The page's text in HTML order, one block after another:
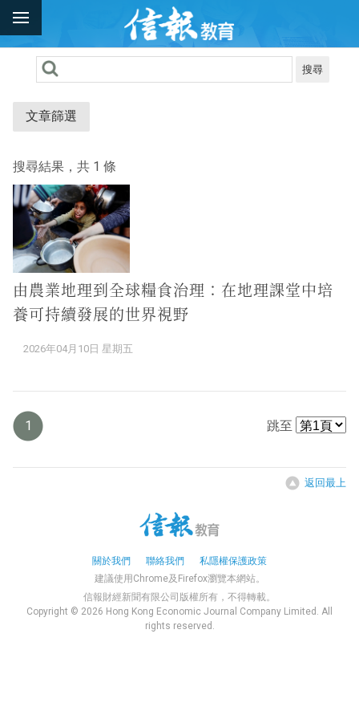
搜尋
文章篩選
搜尋結果，共 1 條
由農業地理到全球糧食治理：在地理課堂中培
養可持續發展的世界視野
2026年04月10日 星期五
1 跳至
返回最上
關於我們 聯絡我們
私隱權保護政策
建議使用Chrome及Firefox瀏覽本網站。
信報財經新聞有限公司版權所有，不得轉載。
Copyright © 2026 Hong Kong Economic Journal Company Limited. All
rights reserved.